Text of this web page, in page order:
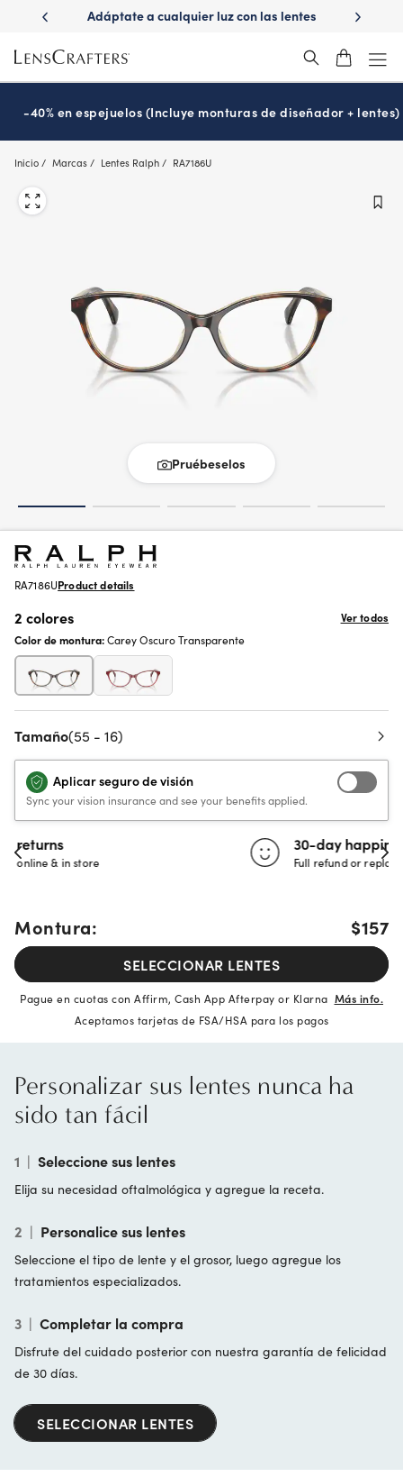
main
content
con las lentes
¿Es hora de tu examen de la vista?
-40% en espejuelos (Incluye monturas de diseñador + lentes)
Inicio Marcas Lentes Ralph RA7186U
Pruébeselos
RA7186UProduct details
2 colores
Ver todos
Color de montura:Carey Oscuro Transparente
Tamaño(55 - 16)
Aplicar seguro de visión
Sync your vision insurance and see your benefits applied.
30-day happiness guarantee
Full refund or replacement within 30 days
Montura: $157
SELECCIONAR LENTES
Pague en cuotas con Affirm, Cash App Afterpay or Klarna Más info.
Aceptamos tarjetas de FSA/HSA para los pagos
Personalizar sus lentes nunca ha
sido tan fácil
1 | Seleccione sus lentes
Elija su necesidad oftalmológica y agregue la receta.
2 | Personalice sus lentes
Seleccione el tipo de lente y el grosor, luego agregue los
tratamientos especializados.
3 | Completar la compra
Disfrute del cuidado posterior con nuestra garantía de felicidad
de 30 días.
SELECCIONAR LENTES